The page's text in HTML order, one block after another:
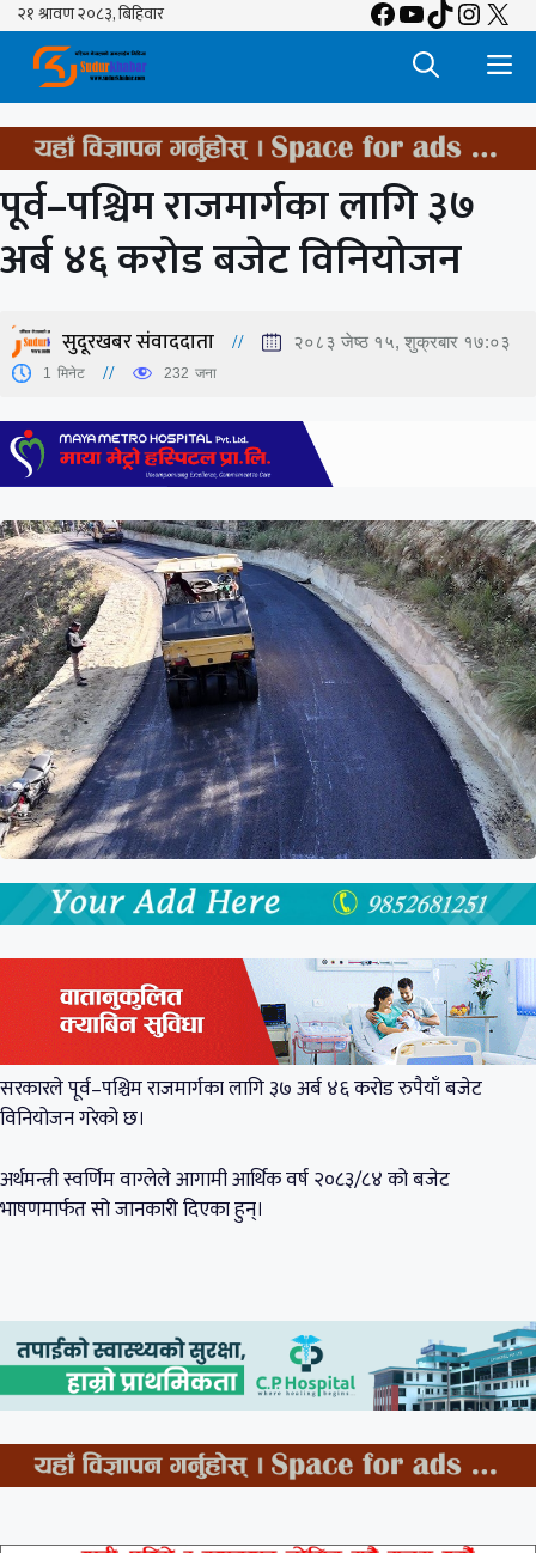
Skip
content
Facebook
YouTube
TikTok
X
पूर्व–पश्चिम राजमार्गका लागि ३७
अर्ब ४६ करोड बजेट विनियोजन
सुदूरखबर संवाददाता २०८३ जेष्ठ १५, शुक्रबार १७:०३
1 मिनेट 232 जना
सरकारले पूर्व–पश्चिम राजमार्गका लागि ३७ अर्ब ४६ करोड रुपैयाँ बजेट
विनियोजन गरेको छ।
अर्थमन्त्री स्वर्णिम वाग्लेले आगामी आर्थिक वर्ष २०८३/८४ को बजेट
भाषणमार्फत सो जानकारी दिएका हुन्।